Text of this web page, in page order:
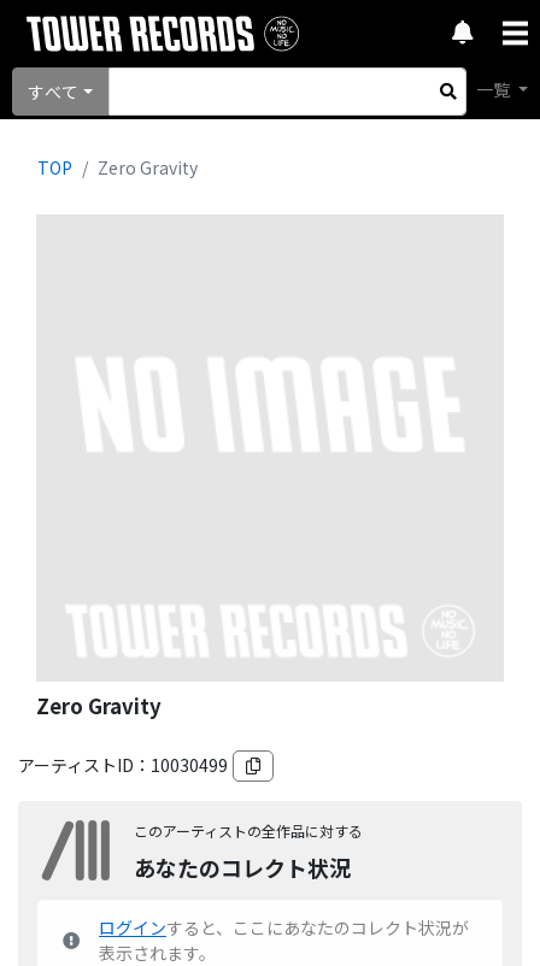
すべて 一覧
TOP Zero Gravity
Zero Gravity
アーティストID： 10030499
このアーティストの全作品に対する
あなたのコレクト状況
ログインすると、ここにあなたのコレクト状況が
表示されます。